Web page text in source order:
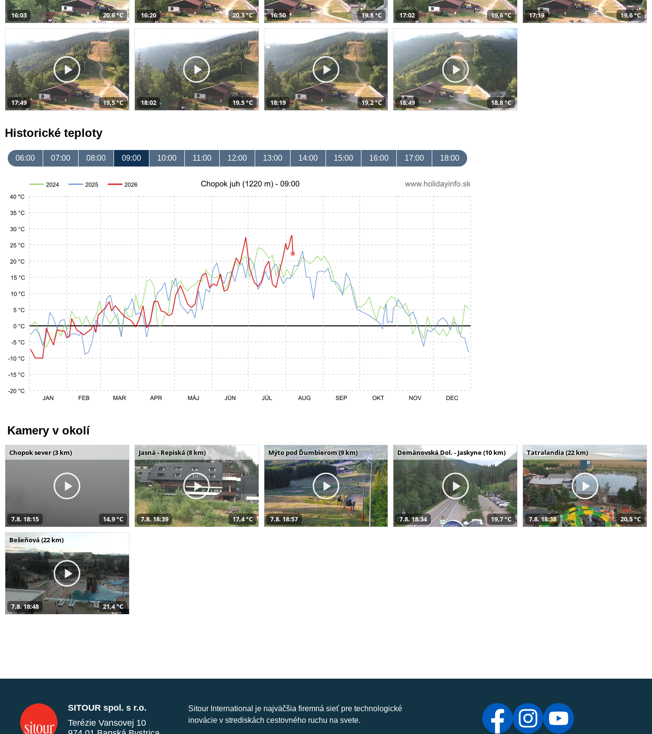
16:03 20,6 °C 16:20 20,3 °C 16:50 19,8 °C 17:02 19,6 °C 17:19 19,6 °C
17:49 19,5 °C 18:02 19,5 °C 18:19 19,2 °C 18:49 18,8 °C
Historické teploty
06:00 07:00 08:00 09:00 10:00 11:00 12:00 13:00 14:00 15:00 16:00 17:00 18:00
Kamery v okolí
Chopok sever (3 km)
7.8. 18:15 14,9 °C
Jasná - Repiská (8 km)
7.8. 18:39 17,4 °C
Mýto pod Ďumbierom (9 km)
7.8. 18:57
Demänovská Dol. - Jaskyne (10 km)
7.8. 18:34 19,7 °C
Tatralandia (22 km)
7.8. 18:38 20,5 °C
Bešeňová (22 km)
7.8. 18:48 21,4 °C
SITOUR spol. s r.o.
Terézie Vansovej 10
Sitour International je najväčšia firemná sieť pre technologické
inovácie v strediskách cestovného ruchu na svete.